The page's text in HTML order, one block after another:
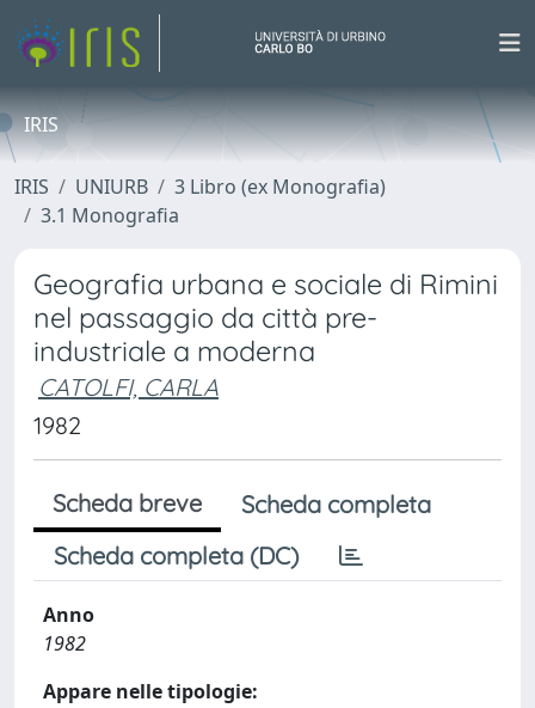
IRIS
IRIS UNIURB
3 Libro (ex Monografia)
3.1 Monografia
Geografia urbana e sociale di Rimini
nel passaggio da città pre-
industriale a moderna
CATOLFI, CARLA
1982
Scheda breve
Scheda completa
Scheda completa (DC)
Anno
1982
Appare nelle tipologie: